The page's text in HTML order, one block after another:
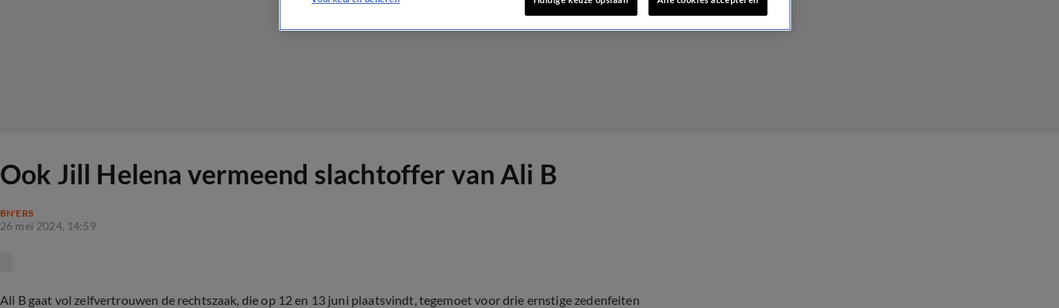
Ook Jill Helena vermeend slachtoffer van Ali B
BN'ERS
26 mei 2024, 14:59
Ali B gaat vol zelfvertrouwen de rechtszaak, die op 12 en 13 juni plaatsvindt, tegemoet voor drie ernstige zedenfeiten